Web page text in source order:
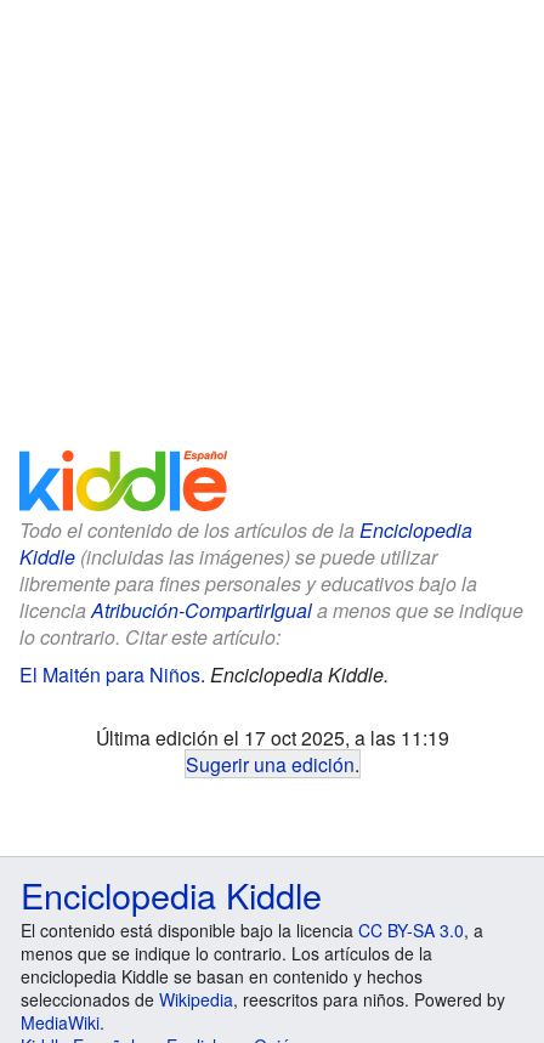
Todo el contenido de los artículos de la Enciclopedia
Kiddle (incluidas las imágenes) se puede utilizar
libremente para fines personales y educativos bajo la
licencia Atribución-CompartirIguala menos que se indique
lo contrario. Citar este artículo:
El Maitén para Niños. Enciclopedia Kiddle.
Última edición el 17 oct 2025, a las 11:19
Sugerir una edición.
Enciclopedia Kiddle
El contenido está disponible bajo la licencia CC BY-SA 3.0, a
menos que se indique lo contrario. Los artículos de la
enciclopedia Kiddle se basan en contenido y hechos
seleccionados de Wikipedia, reescritos para niños. Powered by
MediaWiki.